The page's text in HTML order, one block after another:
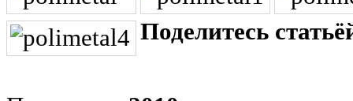
Поделитесь